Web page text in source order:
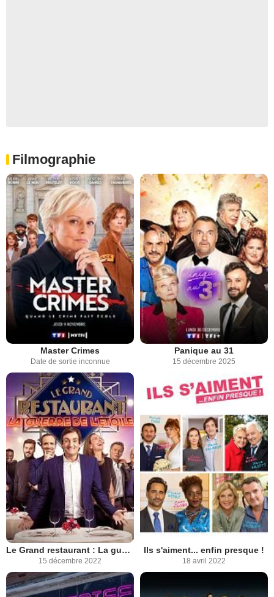
Filmographie
Master Crimes
Date de sortie inconnue
Panique au 31
15 décembre 2025
Le Grand restaurant : La guerre de l’étoile
15 décembre 2022
Ils s'aiment... enfin presque !
18 avril 2022